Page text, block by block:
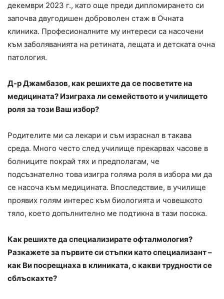
декември 2023 г., като още преди дипломирането си
започва двугодишен доброволен стаж в Очната
клиника. Професионалните му интереси са насочени
към заболяванията на ретината, лещата и детската очна
патология.
Д-р Джамбазов, как решихте да се посветите на
медицината? Изиграха ли семейството и училището
роля за този Ваш избор?
Родителите ми са лекари и съм израснал в такава
среда. Много често след училище прекарвах часове в
болниците покрай тях и предполагам, че
подсъзнателно това изигра голяма роля в избора ми да
се насоча към медицината. Впоследствие, в училище
проявих голям интерес към биологията и човешкото
тяло, което допълнително ме подтикна в тази посока.
Как решихте да специализирате офталмология?
Разкажете за първите си стъпки като специализант –
как Ви посрещнаха в клиниката, с какви трудности се
сблъскахте?